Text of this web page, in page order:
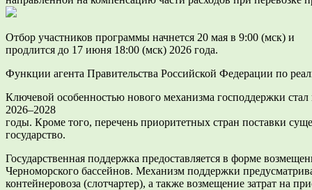
Отбор участников программы начнется 20 мая в 9:00 (мск) и
продлится до 17 июня 18:00 (мск) 2026 года.
Функции агента Правительства Российской Федерации по
Ключевой особенностью нового механизма господдержки
2026–2028
годы. Кроме того, перечень приоритетных стран поставки
государство.
Государственная поддержка предоставляется в форме
Черноморского бассейнов. Механизм поддержки
контейнеровоза (слотчартер), а также возмещение затрат на